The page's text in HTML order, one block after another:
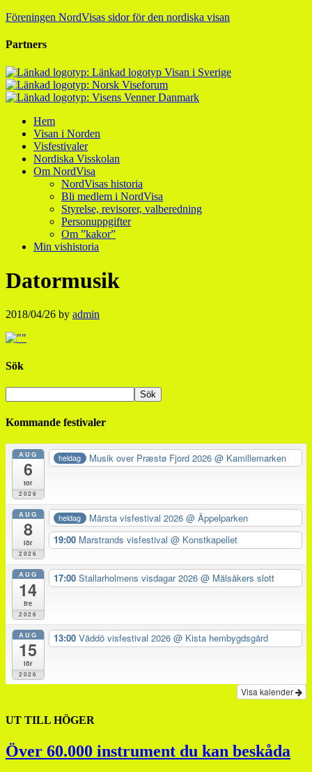
Föreningen NordVisas sidor för den nordiska visan
Partners
Hem
Visan i Norden
Visfestivaler
Nordiska Visskolan
Om NordVisa
NordVisas historia
Bli medlem i NordVisa
Styrelse, revisorer, valberedning
Personuppgifter
Om ”kakor”
Min vishistoria
Datormusik
2018/04/26 by admin
Sök
Kommande festivaler
AUG
6
tor
2026
heldag Musik over Præstø Fjord 2026@ Kamillemarken
AUG
8
lör
2026
heldag Märsta visfestival 2026@ Äppelparken
19:00 Marstrands visfestival @ Konstkapellet
AUG
14
fre
2026
17:00 Stallarholmens visdagar 2026 @ Mälsåkers slott
AUG
15
lör
2026
13:00 Väddö visfestival 2026 @ Kista hembygdsgård
Visa kalender
UT TILL HÖGER
Över 60.000 instrument du kan beskåda